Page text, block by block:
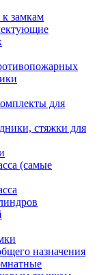
замкам
для
стяжки для
(самые
назначения